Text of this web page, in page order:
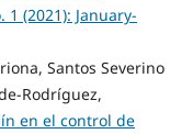
1 (2021): January-
Santos Severino
Rodríguez,
en el control de